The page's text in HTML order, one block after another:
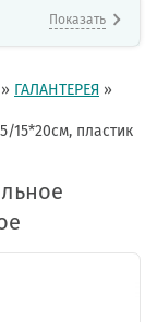
Показать
» ГАЛАНТЕРЕЯ »
15*20см, пластик